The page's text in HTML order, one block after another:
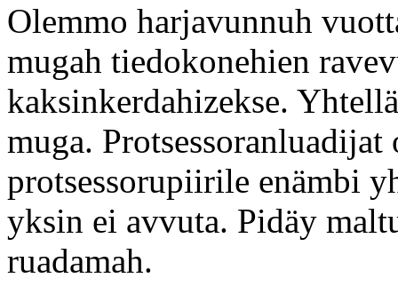
Olemmo harjavunnuh
mugah tiedokonehien
kaksinkerdahizekse.
muga.
protsessorupiirile enämbi
yksin ei avvuta. Pidäy
ruadamah.